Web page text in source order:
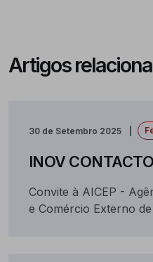
Artigos
30 de Setembro 2025
INOV CONTACTO
Convite à AICEP -
e Comércio Externo